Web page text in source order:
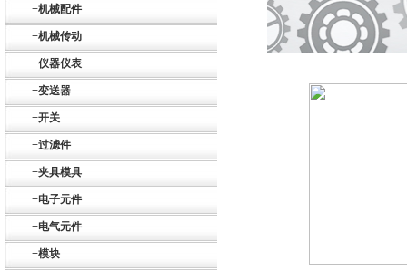
+机械配件
+机械传动
+仪器仪表
+变送器
+开关
+过滤件
+夹具模具
+电子元件
+电气元件
+模块
SR+KH-AFB AF24-